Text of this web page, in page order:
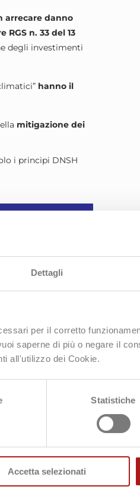
Dettagli
per il corretto
saperne di più o negare il
all'utilizzo dei Cookie.
Statistiche
Accetta selezionati
arrecare danno
n. 33 del 13
degli investimenti
hanno il
mitigazione dei
i principi DNSH
indicano per
edilizio.